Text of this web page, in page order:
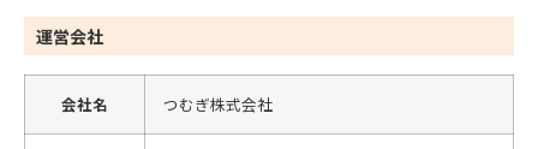
運営会社
会社名 つむぎ株式会社